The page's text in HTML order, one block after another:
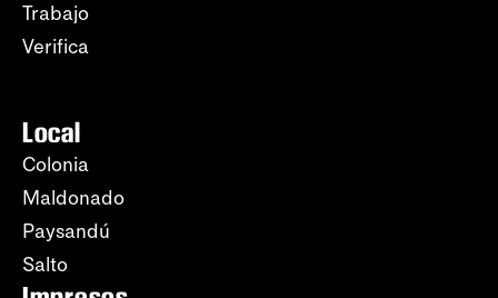
Trabajo
Verifica
Local
Colonia
Maldonado
Paysandú
Salto